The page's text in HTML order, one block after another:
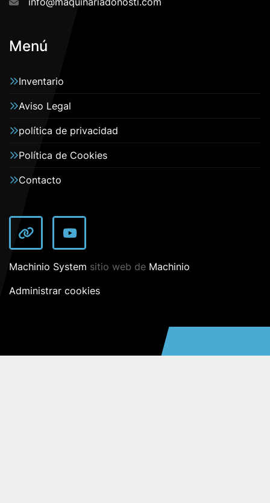
Menú
Inventario
Aviso Legal
política de privacidad
Política de Cookies
Contacto
other youtube
Machinio System sitio web de Machinio
Administrar cookies